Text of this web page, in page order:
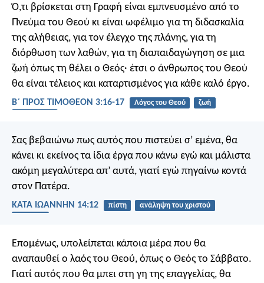
Ό,τι βρίσκεται στη Γραφή είναι εμπνευσμένο από το
Πνεύμα του Θεού κι είναι ωφέλιμο για τη διδασκαλία
της αλήθειας, για τον έλεγχο της πλάνης, για τη
διόρθωση των λαθών, για τη διαπαιδαγώγηση σε μια
ζωή όπως τη θέλει ο Θεός· έτσι ο άνθρωπος του Θεού
θα είναι τέλειος και καταρτισμένος για κάθε καλό έργο.
Β΄ ΠΡΟΣ ΤΙΜΟΘΕΟΝ 3:16-17 Λόγος του Θεού
ζωή
Σας βεβαιώνω πως αυτός που πιστεύει σ’ εμένα, θα
κάνει κι εκείνος τα ίδια έργα που κάνω εγώ και μάλιστα
ακόμη μεγαλύτερα απ’ αυτά, γιατί εγώ πηγαίνω κοντά
στον Πατέρα.
ΚΑΤΑ ΙΩΑΝΝΗΝ 14:12 πίστη
ανάληψη του χριστού
Επομένως, υπολείπεται κάποια μέρα που θα
αναπαυθεί ο λαός του Θεού, όπως ο Θεός το Σάββατο.
Γιατί αυτός που θα μπει στη γη της επαγγελίας, θα